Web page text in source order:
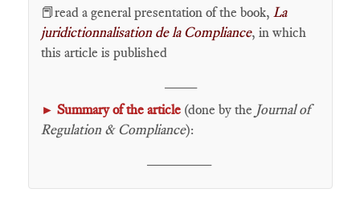
📕read a general presentation of the book, La
juridictionnalisation de la Compliance, in which
this article is published
► Summary of the article (done by the Journal of
Regulation & Compliance):